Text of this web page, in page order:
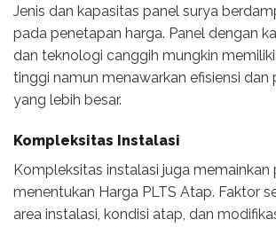
Jenis dan kapasitas panel surya
pada penetapan harga. Panel dengan
dan teknologi canggih mungkin
tinggi namun menawarkan efisiensi dan
yang lebih besar.
Kompleksitas Instalasi
Kompleksitas instalasi juga memainkan
menentukan Harga PLTS Atap. Faktor
area instalasi, kondisi atap, dan